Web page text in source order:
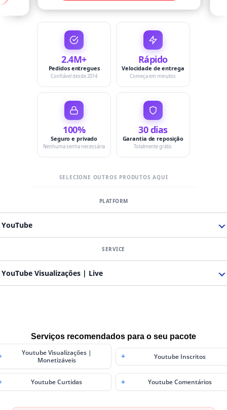
2.4M+
Pedidos entregues
Confiável desde 2014
Rápido
Velocidade de entrega
Começa em minutos
100%
Seguro e privado
Nenhuma senha necessária
30 dias
Garantia de reposição
Totalmente grátis
SELECIONE OUTROS PRODUTOS AQUI
YouTube
YouTube Visualizações | Live
Serviços recomendados para o seu pacote
Youtube Visualizações |
Monetizáveis
Youtube Inscritos
Youtube Curtidas Youtube Comentários